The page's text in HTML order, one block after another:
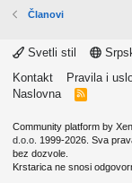
Članovi
Svetli stil
Kontakt
Pravila i
Naslovna
R
Community platform by
d.o.o. 1999-2026. Sva
bez dozvole.
Krstarica ne snosi